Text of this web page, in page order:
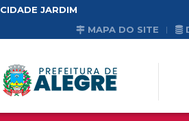
CIDADE JARDIM
MAPA DO SITE